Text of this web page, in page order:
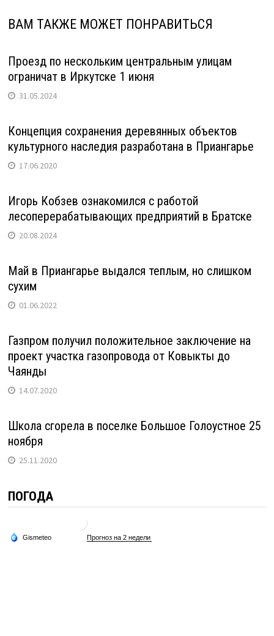
ВАМ ТАКЖЕ МОЖЕТ ПОНРАВИТЬСЯ
Проезд по нескольким центральным улицам
ограничат в Иркутске 1 июня
31.05.2024
Концепция сохранения деревянных объектов
культурного наследия разработана в Приангарье
17.06.2020
Игорь Кобзев ознакомился с работой
лесоперерабатывающих предприятий в Братске
20.08.2024
Май в Приангарье выдался теплым, но слишком
сухим
01.06.2022
Газпром получил положительное заключение на
проект участка газопровода от Ковыкты до
Чаянды
14.07.2020
Школа сгорела в поселке Большое Голоустное 25
ноября
25.11.2020
ПОГОДА